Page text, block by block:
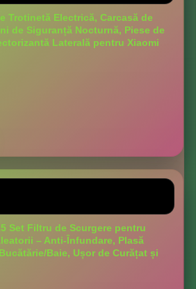
Trotinetă Electrică, Carcasă de
de Siguranță Nocturnă, Piese de
Laterală pentru Xiaomi
Set Filtru de Scurgere pentru
– Anti-Înfundare, Plasă
Baie, Ușor de Curățat și